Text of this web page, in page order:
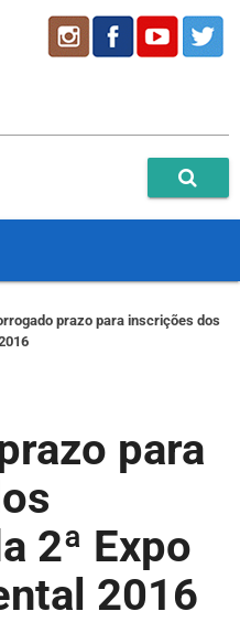
prazo para inscrições dos
para
2ª Expo
2016